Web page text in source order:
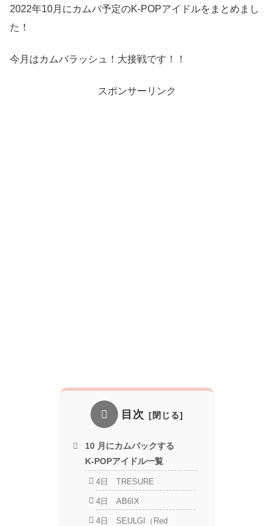
2022年10月にカムバ予定のK-POPアイドルをまとめまし
た！
今月はカムバラッシュ！大接戦です！！
スポンサーリンク
目次
10 月にカムバックする
K-POPアイドル一覧
4日 TRESURE
4日 AB6IX
4日 SEULGI（Red